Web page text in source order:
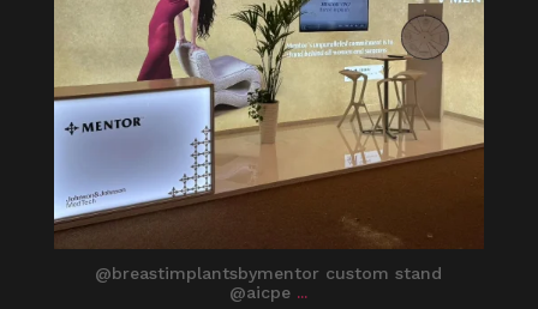
@breastimplantsbymentor custom stand
@aicpe ...